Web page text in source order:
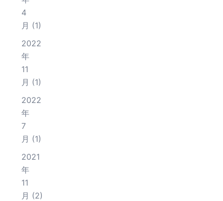
4
月 (1)
2022
年
11
月 (1)
2022
年
7
月 (1)
2021
年
11
月 (2)